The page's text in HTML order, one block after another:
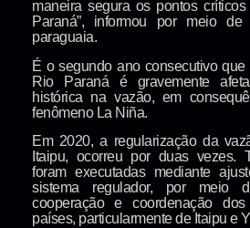
maneira segura os pontos
Paraná”, informou por meio
paraguaia.
É o segundo ano consecutivo
Rio Paraná é gravemente
histórica na vazão, em
fenômeno La Niña.
Em 2020, a regularização da
Itaipu, ocorreu por duas vezes.
foram executadas mediante
sistema regulador, por meio
cooperação e coordenação
países, particularmente de Itaipu e